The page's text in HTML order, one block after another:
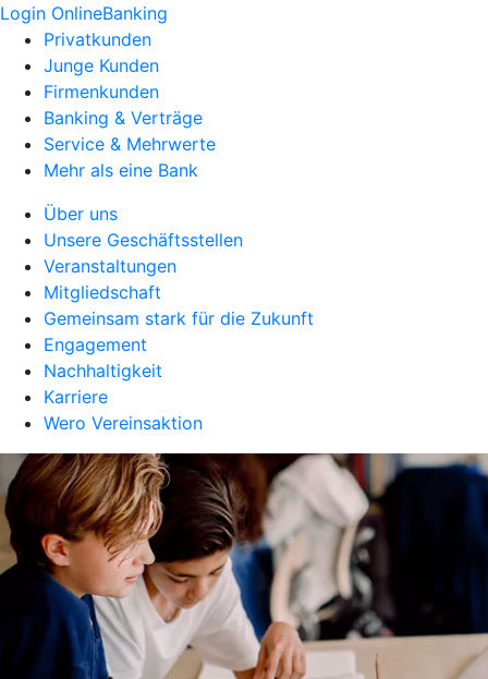
Login OnlineBanking
Privatkunden
Junge Kunden
Firmenkunden
Banking & Verträge
Service & Mehrwerte
Mehr als eine Bank
Über uns
Unsere Geschäftsstellen
Veranstaltungen
Mitgliedschaft
Gemeinsam stark für die Zukunft
Engagement
Nachhaltigkeit
Karriere
Wero Vereinsaktion